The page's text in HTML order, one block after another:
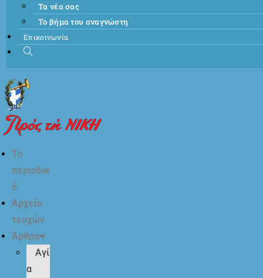
Τα νέα σας
Το βήμα του αναγνώστη
Επικοινωνία
Το
περιοδικ
ό
Αρχείο
τευχών
Άρθρα
Αγί
α